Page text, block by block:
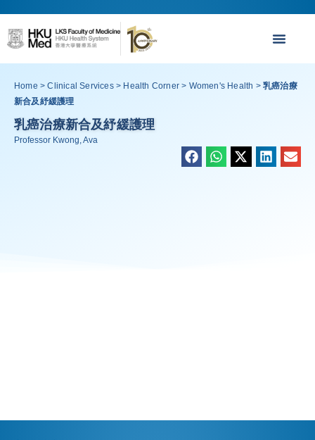
Home >Clinical Services> Health Corner > Women's Health >乳癌治療
新合及紓緩護理
乳癌治療新合及紓緩護理
Professor Kwong, Ava